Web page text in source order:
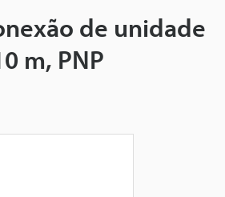
de unidade
m, PNP